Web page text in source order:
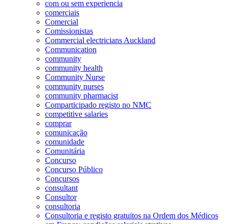
com ou sem experiencia
comerciais
Comercial
Comissionistas
Commercial electricians Auckland
Communication
community
community health
Community Nurse
community nurses
community pharmacist
Comparticipado registo no NMC
competitive salaries
comprar
comunicação
comunidade
Comunitária
Concurso
Concurso Público
Concursos
consultant
Consultor
consultoria
Consultoria e registo gratuitos na Ordem dos Médicos